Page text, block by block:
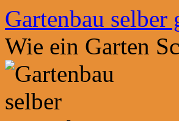
Zum
Inhalt
springen
Gartenbau selber
Wie ein Garten